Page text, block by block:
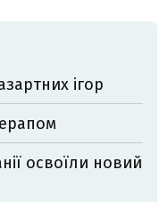
ігор
освоїли новий